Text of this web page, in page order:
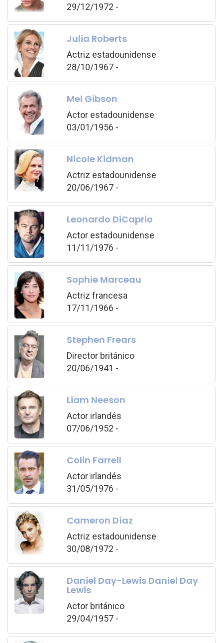
29/12/1972 -
Julia Roberts
Actriz estadounidense
28/10/1967 -
Mel Gibson
Actor estadounidense
03/01/1956 -
Nicole Kidman
Actriz estadounidense
20/06/1967 -
Leonardo DiCaprio
Actor estadounidense
11/11/1976 -
Sophie Marceau
Actriz francesa
17/11/1966 -
Stephen Frears
Director británico
20/06/1941 -
Liam Neeson
Actor irlandés
07/06/1952 -
Colin Farrell
Actor irlandés
31/05/1976 -
Cameron Díaz
Actriz estadounidense
30/08/1972 -
Daniel Day-Lewis Daniel Day
Lewis
Actor británico
29/04/1957 -